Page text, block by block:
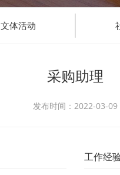
文体活动
采购助理
发布时间：2022-03-09
工作经